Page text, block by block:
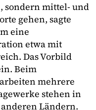
sondern mittel- und
gehen, sagte
eine
etwa mit
Das Vorbild
Beim
mehrere
stehen in
Ländern.